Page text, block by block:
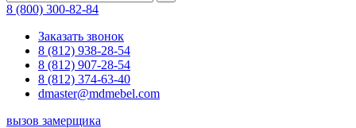
8 (800) 300-82-84
Заказать звонок
8 (812) 938-28-54
8 (812) 907-28-54
8 (812) 374-63-40
dmaster@mdmebel.com
вызов замерщика